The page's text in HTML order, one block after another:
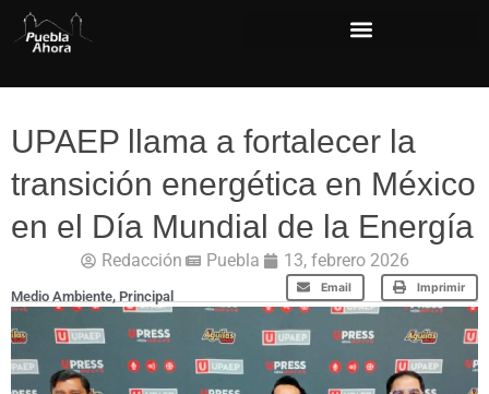
UPAEP llama a fortalecer la
transición energética en México
en el Día Mundial de la Energía
Redacción Puebla 13, febrero 2026
Email Imprimir
Medio Ambiente, Principal